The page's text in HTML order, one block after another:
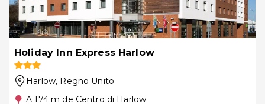
Holiday Inn Express Harlow
Harlow, Regno Unito
A 174 m de Centro di Harlow